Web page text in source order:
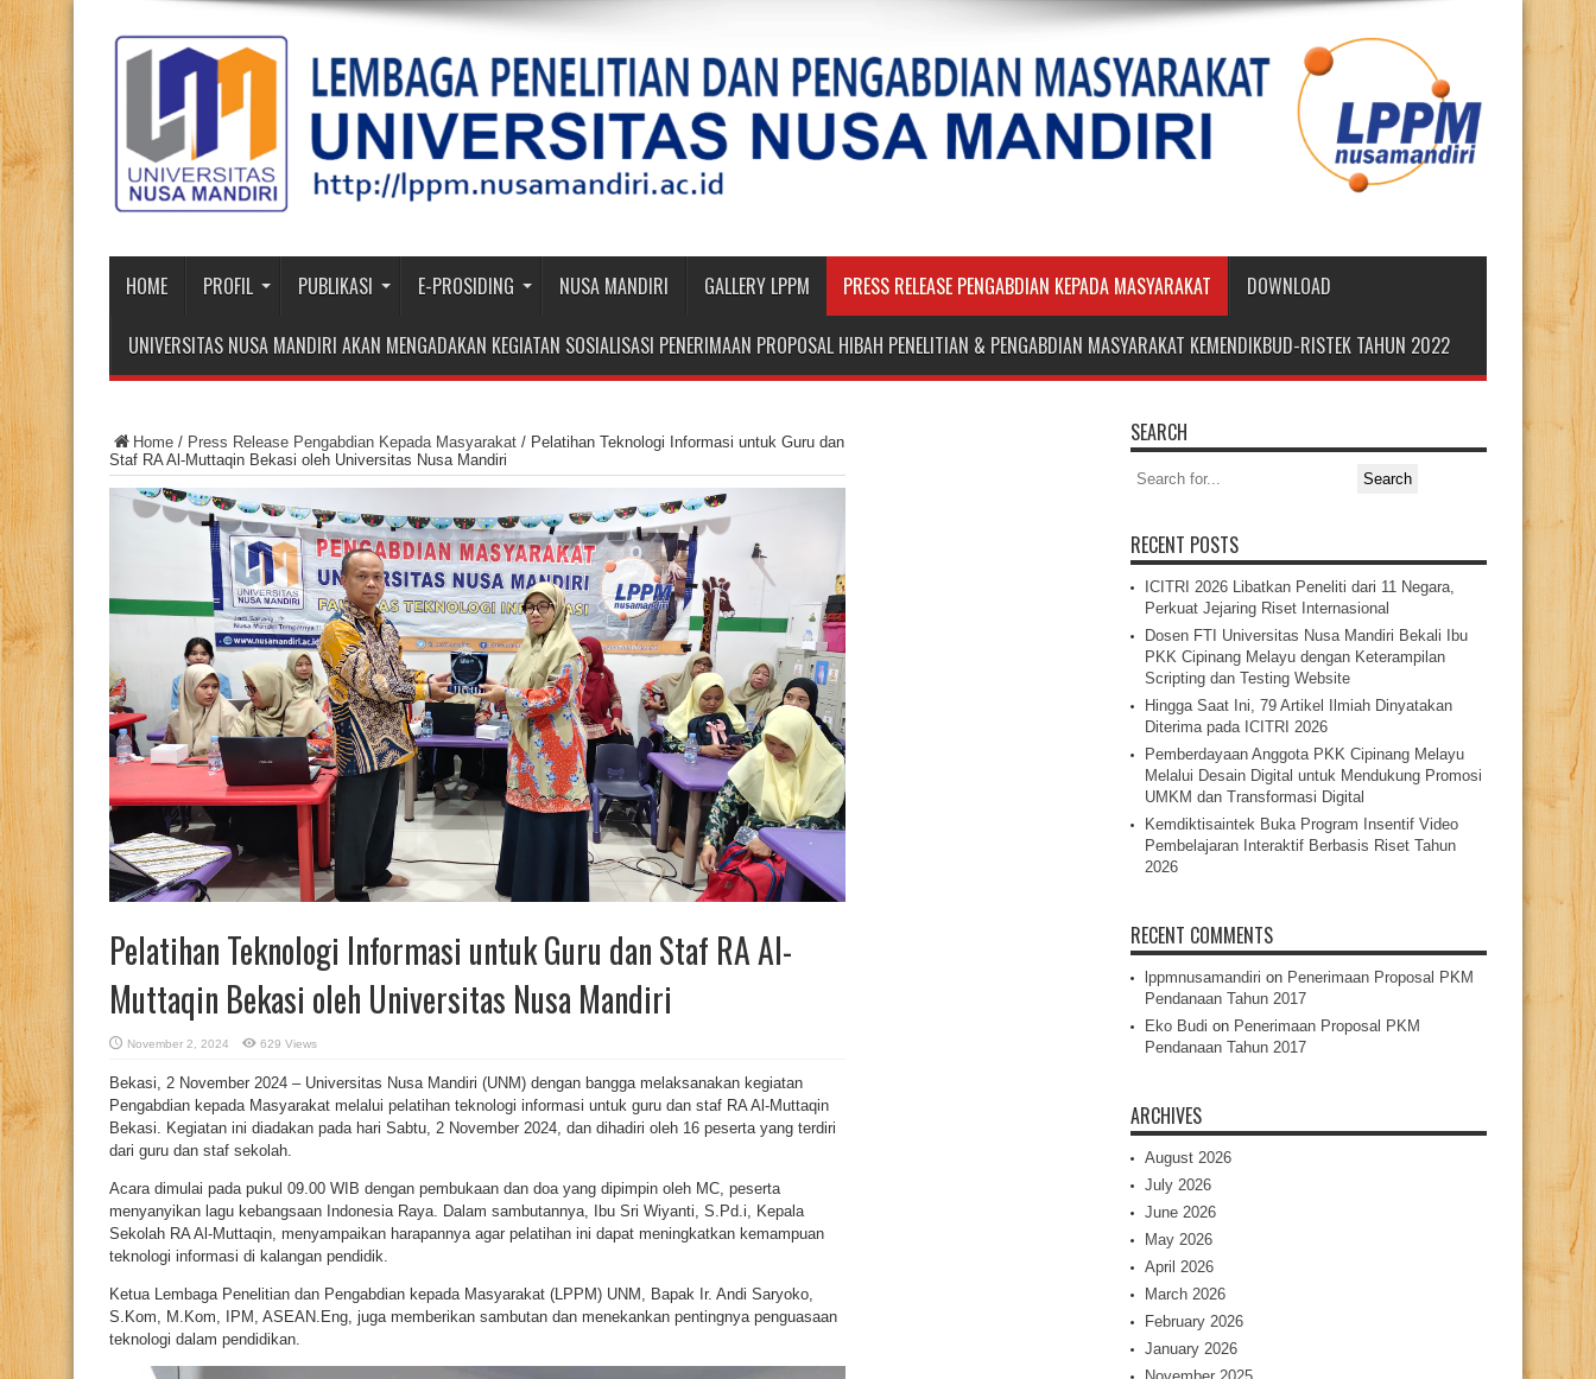
HOME PROFIL PUBLIKASI E-PROSIDING NUSA MANDIRI GALLERY LPPM PRESS RELEASE PENGABDIAN KEPADA MASYARAKAT DOWNLOAD
UNIVERSITAS NUSA MANDIRI AKAN MENGADAKAN KEGIATAN SOSIALISASI PENERIMAAN PROPOSAL HIBAH PENELITIAN & PENGABDIAN MASYARAKAT KEMENDIKBUD-RISTEK TAHUN 2022
Home / Press Release Pengabdian Kepada Masyarakat / Pelatihan Teknologi Informasi untuk Guru dan
Staf RA Al-Muttaqin Bekasi oleh Universitas Nusa Mandiri
Pelatihan Teknologi Informasi untuk Guru dan Staf RA Al-
Muttaqin Bekasi oleh Universitas Nusa Mandiri
November 2, 2024 629 Views
Bekasi, 2 November 2024 – Universitas Nusa Mandiri (UNM) dengan bangga melaksanakan kegiatan
Pengabdian kepada Masyarakat melalui pelatihan teknologi informasi untuk guru dan staf RA Al-Muttaqin
Bekasi. Kegiatan ini diadakan pada hari Sabtu, 2 November 2024, dan dihadiri oleh 16 peserta yang terdiri
dari guru dan staf sekolah.
Acara dimulai pada pukul 09.00 WIB dengan pembukaan dan doa yang dipimpin oleh MC, peserta
menyanyikan lagu kebangsaan Indonesia Raya. Dalam sambutannya, Ibu Sri Wiyanti, S.Pd.i, Kepala
Sekolah RA Al-Muttaqin, menyampaikan harapannya agar pelatihan ini dapat meningkatkan kemampuan
teknologi informasi di kalangan pendidik.
Ketua Lembaga Penelitian dan Pengabdian kepada Masyarakat (LPPM) UNM, Bapak Ir. Andi Saryoko,
S.Kom, M.Kom, IPM, ASEAN.Eng, juga memberikan sambutan dan menekankan pentingnya penguasaan
teknologi dalam pendidikan.
SEARCH
Search
for:
RECENT POSTS
ICITRI 2026 Libatkan Peneliti dari 11 Negara,
Perkuat Jejaring Riset Internasional
Dosen FTI Universitas Nusa Mandiri Bekali Ibu
PKK Cipinang Melayu dengan Keterampilan
Scripting dan Testing Website
Hingga Saat Ini, 79 Artikel Ilmiah Dinyatakan
Diterima pada ICITRI 2026
Pemberdayaan Anggota PKK Cipinang Melayu
Melalui Desain Digital untuk Mendukung Promosi
UMKM dan Transformasi Digital
Kemdiktisaintek Buka Program Insentif Video
Pembelajaran Interaktif Berbasis Riset Tahun
2026
RECENT COMMENTS
lppmnusamandiri on Penerimaan Proposal PKM
Pendanaan Tahun 2017
Eko Budi on Penerimaan Proposal PKM
Pendanaan Tahun 2017
ARCHIVES
August 2026
July 2026
June 2026
May 2026
April 2026
March 2026
February 2026
January 2026